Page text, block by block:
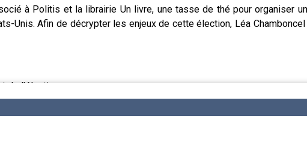
à Politis et la librairie Un livre, une tasse de thé pour organiser
Unis. Afin de décrypter les enjeux de cette élection, Léa
de l'élection.